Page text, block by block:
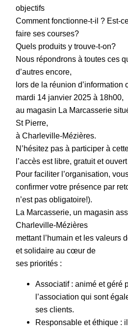
objectifs
Comment fonctionne-t-il ? Est-
faire ses courses?
Quels produits y trouve-t-on?
Nous répondrons à toutes ces
d’autres encore,
lors de la réunion d’information
mardi 14 janvier 2025 à 18h00,
au magasin La Marcasserie
St Pierre,
à Charleville-Mézières.
N’hésitez pas à participer à
l’accès est libre, gratuit et
Pour faciliter l’organisation,
confirmer votre présence par
n’est pas obligatoire!).
La Marcasserie, un magasin
Charleville-Mézières
mettant l’humain et les valeurs
et solidaire au cœur de
ses priorités :
Associatif : animé et géré
l’association qui sont
ses clients.
Responsable et éthique :